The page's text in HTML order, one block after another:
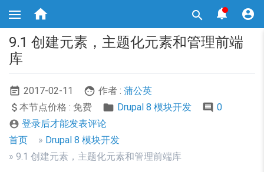
转
 


9.1 创建元素，主题化元素和管理前端
库
2017-02-11 作者 : 蒲公英
本节点价格 : 免费
Drupal 8 模块开发 0
 登录后才能发表评论
面
包
首页
Drupal 8 模块开发
9.1 创建元素，主题化元素和管理前端库